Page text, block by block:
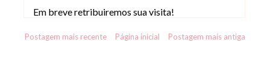
Em breve retribuiremos sua visita!
Postagem mais recente Postagem mais antiga
Página inicial